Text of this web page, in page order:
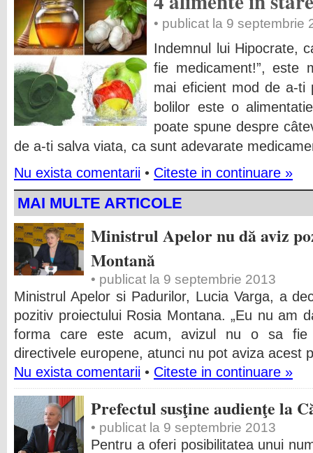
• publicat la 9 septembrie
Indemnul lui Hipocrate,
fie medicament!”, este
mai eficient mod de a-ti
bolilor este o
poate spune despre
de a-ti salva viata, ca sunt adevarate
Nu exista comentarii • Citeste in continuare »
MAI MULTE ARTICOLE
Ministrul Apelor nu dă aviz
Montană
• publicat la 9 septembrie 2013
Ministrul Apelor si Padurilor, Lucia Varga, a
pozitiv proiectului Rosia Montana. „Eu nu am
forma care este acum, avizul nu o sa fie
directivele europene, atunci nu pot aviza acest
Nu exista comentarii • Citeste in continuare »
Prefectul susţine audienţe la
• publicat la 9 septembrie 2013
Pentru a oferi posibilitatea unui